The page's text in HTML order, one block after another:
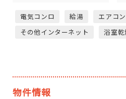
電気コンロ 給湯 エアコン
その他インターネット
浴室乾
物件情報